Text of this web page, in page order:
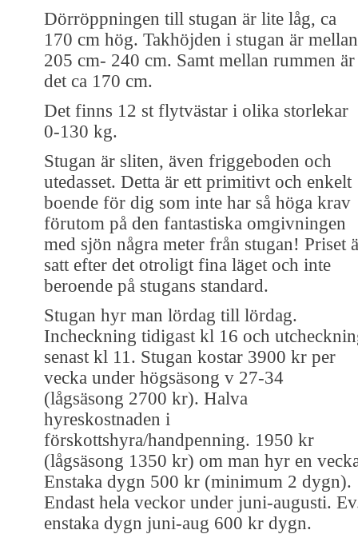
Dörröppningen till stugan är lite låg, ca
170 cm hög. Takhöjden i stugan är mellan
205 cm- 240 cm. Samt mellan rummen är
det ca 170 cm.
Det finns 12 st flytvästar i olika storlekar
0-130 kg.
Stugan är sliten, även friggeboden och
utedasset. Detta är ett primitivt och enkelt
boende för dig som inte har så höga krav
förutom på den fantastiska omgivningen
med sjön några meter från stugan! Priset
satt efter det otroligt fina läget och inte
beroende på stugans standard.
Stugan hyr man lördag till lördag.
Incheckning tidigast kl 16 och
senast kl 11. Stugan kostar 3900 kr per
vecka under högsäsong v 27-34
(lågsäsong 2700 kr). Halva
hyreskostnaden i
förskottshyra/handpenning. 1950 kr
(lågsäsong 1350 kr) om man hyr en
Enstaka dygn 500 kr (minimum 2 dygn).
Endast hela veckor under juni-augusti.
enstaka dygn juni-aug 600 kr dygn.